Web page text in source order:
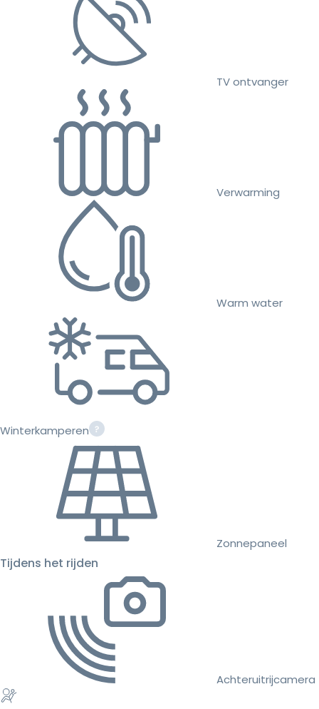
TV ontvanger
Verwarming
Warm water
Winterkamperen
Zonnepaneel
Tijdens het rijden
Achteruitrijcamera